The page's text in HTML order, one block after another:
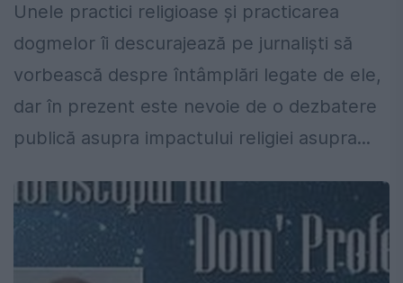
Unele practici religioase și practicarea
dogmelor îi descurajează pe jurnaliști să
vorbească despre întâmplări legate de ele,
dar în prezent este nevoie de o dezbatere
publică asupra impactului religiei asupra...